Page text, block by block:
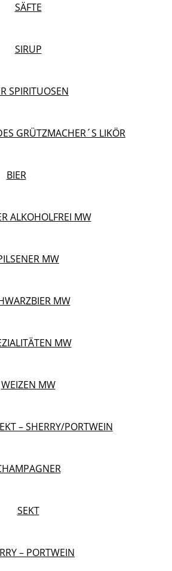
SÄFTE
SIRUP
SPIRITUOSEN
GRÜTZMACHER´S LIKÖR
BIER
ALKOHOLFREI MW
MW
MW
MW
WEIZEN MW
– SHERRY/PORTWEIN
SEKT
– PORTWEIN